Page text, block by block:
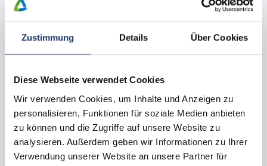
Zustimmung Details Über Cookies
Diese Webseite verwendet Cookies
Wir verwenden Cookies, um Inhalte und Anzeigen zu
personalisieren, Funktionen für soziale Medien anbieten
zu können und die Zugriffe auf unsere Website zu
analysieren. Außerdem geben wir Informationen zu Ihrer
Verwendung unserer Website an unsere Partner für
Dove le piacerebbe viaggiare?
Quando desidera viaggiare?
04.09.2026 - 11.09.2026
Con chi viaggi?
Personalizzare ricerca